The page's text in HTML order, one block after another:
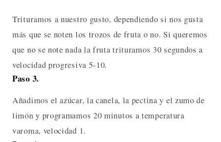
Trituramos a nuestro gusto, dependiendo si nos gusta
más que se noten los trozos de fruta o no. Si queremos
que no se note nada la fruta trituramos 30 segundos a
velocidad progresiva 5-10.
Paso 3.
Añadimos el azúcar, la canela, la pectina y el zumo de
limón y programamos 20 minutos a temperatura
varoma, velocidad 1.